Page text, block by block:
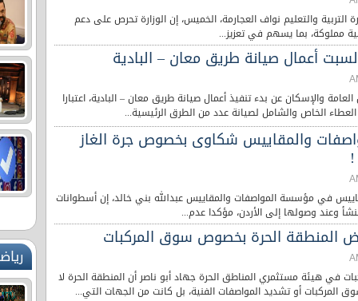
التربية والتعليم نواف العجارمة، الخميس، إن الوزارة تحرص على دعم
مملوكة، بما يسهم في تعزيز...
أعمال صيانة طريق معان – البادية
والإسكان عن بدء تنفيذ أعمال صيانة طريق معان – البادية، اعتبارا
الخاص والشامل لصيانة عدد من الطرق الرئيسية...
والمقاييس شكاوى بخصوص جرة الغاز
!
في مؤسسة المواصفات والمقاييس عبدالله بني خالد، إن أسطوانات
وعند وصولها إلى الأردن، مؤكدا عدم...
المنطقة الحرة بخصوص سوق المركبات
في هيئة مستثمري المناطق الحرة جهاد أبو ناصر أن المنطقة الحرة لا
المركبات أو تشديد المواصفات الفنية، بل كانت من الجهات التي...